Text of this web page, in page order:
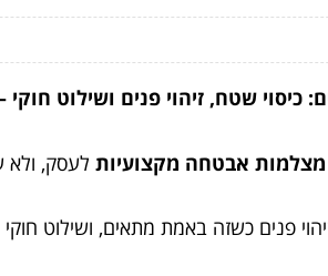
שטח, זיהוי פנים ושילוט
מצלמות אבטחה מקצועיות לעסק, ולא
פנים כשזה באמת מתאים, ושילוט